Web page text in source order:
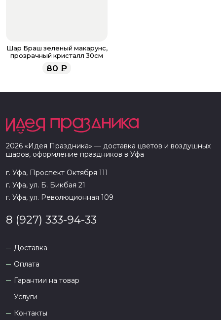
Шар Браш зеленый макарунс,
прозрачный кристалл 30см
80 ₽
2026 «Идея Праздника» — доставка цветов и воздушных
шаров, оформление праздников в Уфа
г. Уфа, Проспект Октября 111
г. Уфа, ул. Б. Бикбая 21
г. Уфа, ул. Революционная 109
8 (927) 333-94-33
Доставка
Оплата
Гарантии на товар
Услуги
Контакты